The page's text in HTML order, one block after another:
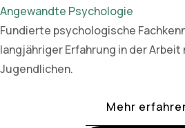
Angewandte Psychologie
Fundierte psychologische
langjähriger Erfahrung in der Arbeit
Jugendlichen.
Mehr